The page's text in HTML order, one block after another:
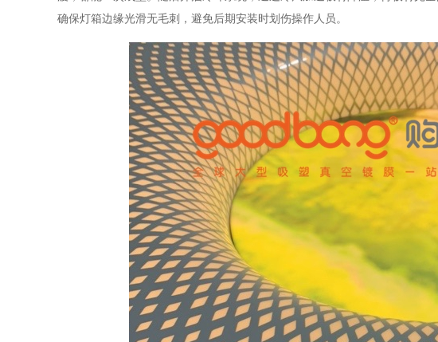
确保灯箱边缘光滑无毛刺，避免后期安装时划伤操作人员。